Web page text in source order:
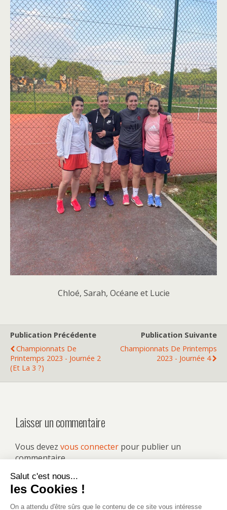
Chloé, Sarah, Océane et Lucie
Publication Précédente
Championnats De
Printemps 2023 - Journée 2
(et La 3 ?)
Publication Suivante
Championnats De Printemps
2023 - Journée 4
Laisser un commentaire
Vous devez vous connecter pour publier un
commentaire.